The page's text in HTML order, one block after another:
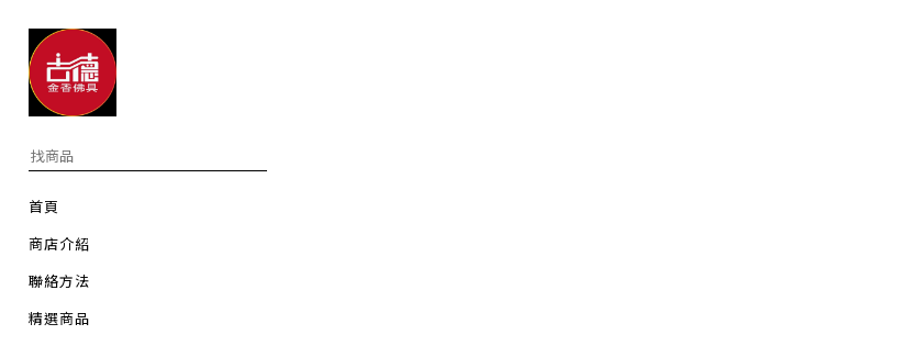
首頁
商店介紹
聯絡方法
精選商品